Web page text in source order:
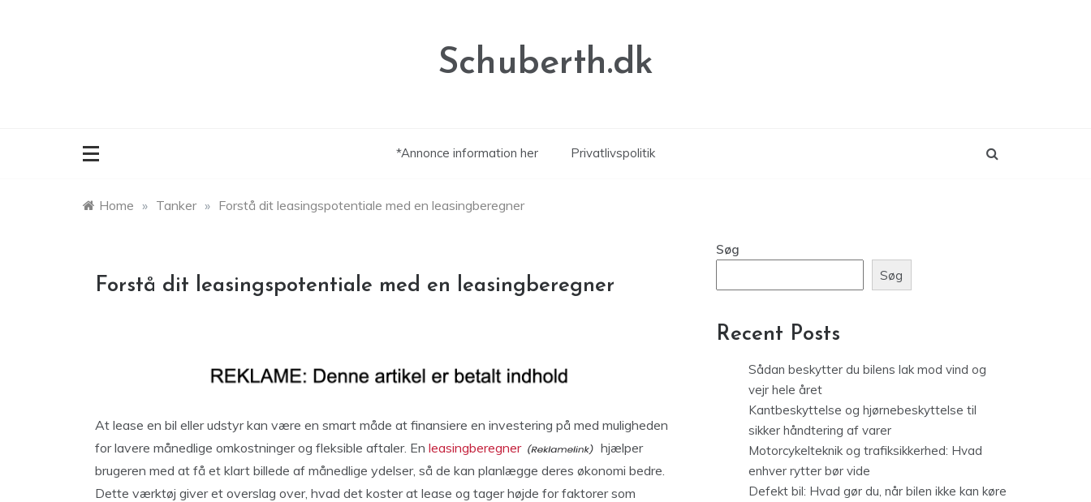
Schuberth.dk
*Annonce information her Privatlivspolitik
Home » Tanker » Forstå dit leasingspotentiale med en leasingberegner
Forstå dit leasingspotentiale med en leasingberegner
At lease en bil eller udstyr kan være en smart måde at finansiere en investering på med muligheden
for lavere månedlige omkostninger og fleksible aftaler. En leasingberegner
hjælper
brugeren med at få et klart billede af månedlige ydelser, så de kan planlægge deres økonomi bedre.
Dette værktøj giver et overslag over, hvad det koster at lease og tager højde for faktorer som
Søg
Søg
Recent Posts
Sådan beskytter du bilens lak mod vind og
vejr hele året
Kantbeskyttelse og hjørnebeskyttelse til
sikker håndtering af varer
Motorcykelteknik og trafiksikkerhed: Hvad
enhver rytter bør vide
Defekt bil: Hvad gør du, når bilen ikke kan køre